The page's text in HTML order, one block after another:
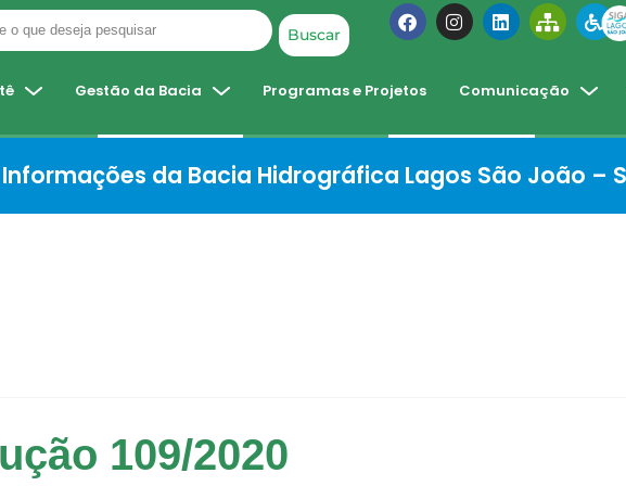
Buscar
Gestão da Bacia Programas e Projetos Comunicação
da Bacia Hidrográfica Lagos São João –
109/2020